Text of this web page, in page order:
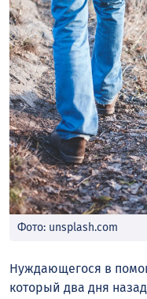
Фото: unsplash.com
Нуждающегося в
который два дня